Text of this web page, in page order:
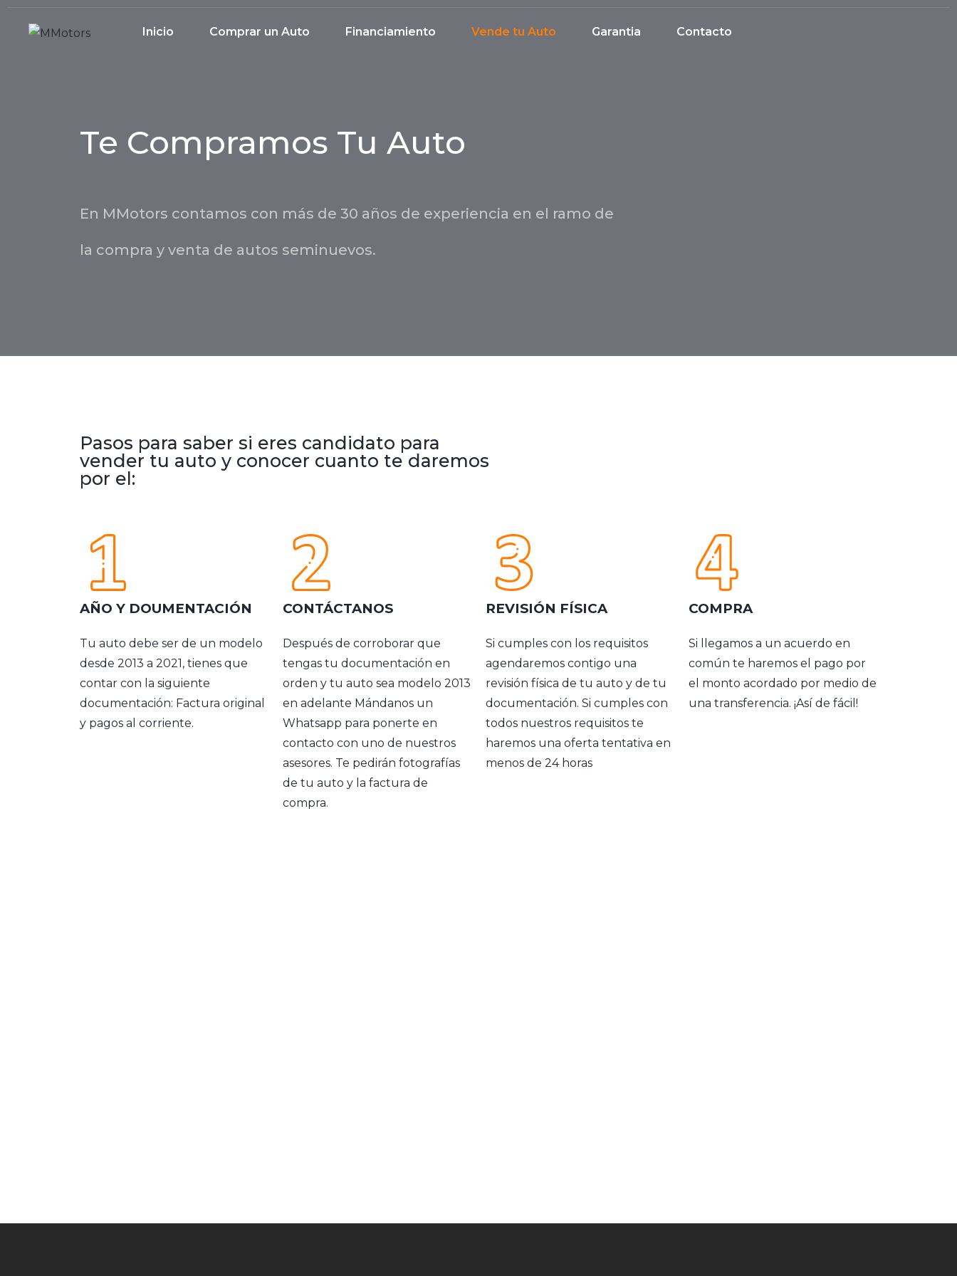
Inicio Comprar un Auto Financiamiento Vende tu Auto Garantia Contacto
Te Compramos Tu Auto
En MMotors contamos con más de 30 años de experiencia en el ramo de
la compra y venta de autos seminuevos.
Pasos para saber si eres candidato para
vender tu auto y conocer cuanto te daremos
por el:
AÑO Y DOUMENTACIÓN
Tu auto debe ser de un modelo
desde 2013 a 2021, tienes que
contar con la siguiente
documentación: Factura original
y pagos al corriente.
CONTÁCTANOS
Después de corroborar que
tengas tu documentación en
orden y tu auto sea modelo 2013
en adelante Mándanos un
Whatsapp para ponerte en
contacto con uno de nuestros
asesores. Te pedirán fotografías
de tu auto y la factura de
compra.
REVISIÓN FÍSICA
Si cumples con los requisitos
agendaremos contigo una
revisión física de tu auto y de tu
documentación. Si cumples con
todos nuestros requisitos te
haremos una oferta tentativa en
menos de 24 horas
COMPRA
Si llegamos a un acuerdo en
común te haremos el pago por
el monto acordado por medio de
una transferencia. ¡Así de fácil!